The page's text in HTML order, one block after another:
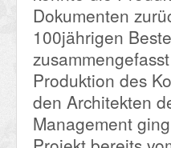
Dokumenten
100jährigen
Produktion des
den Architekten
Management